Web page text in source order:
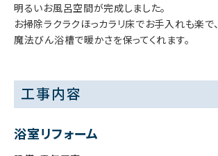
明るいお風呂空間が完成しました。
お掃除ラクラクほっカラリ床でお手入れも楽で、
魔法びん浴槽で暖かさを保ってくれます。
工事内容
浴室リフォーム